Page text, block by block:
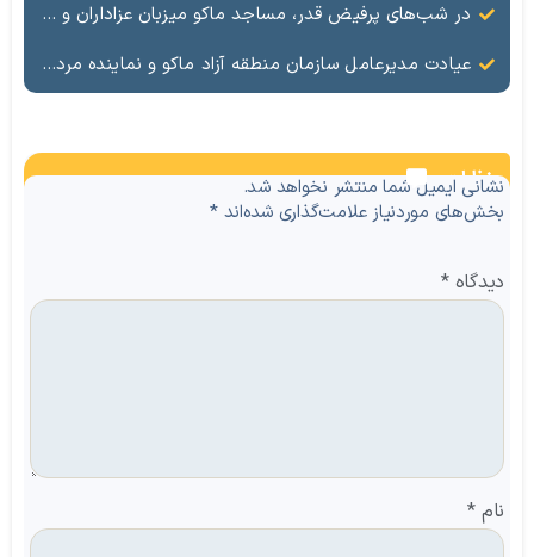
در شب‌های پرفیض قدر، مساجد ماکو میزبان عزاداران و ارادتمندان به اهل بیت (ع) هستند.
عیادت مدیرعامل سازمان منطقه آزاد ماکو و نماینده مردم ماکو، شوط و پلدشت از مجروحان حملات اخیر
نظرات
نشانی ایمیل شما منتشر نخواهد شد.
بخش‌های موردنیاز علامت‌گذاری شده‌اند*
دیدگاه*
نام *